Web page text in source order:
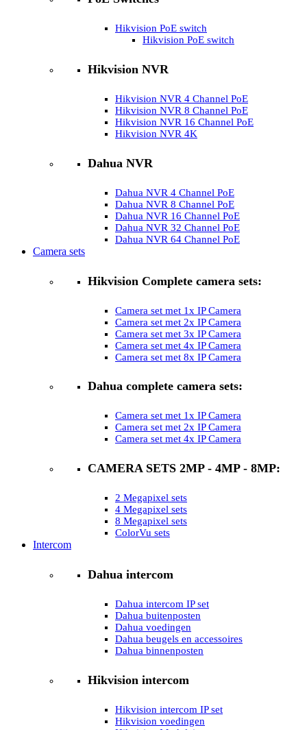
Hikvision PoE switch
Hikvision PoE switch
Hikvision NVR
Hikvision NVR 4 Channel PoE
Hikvision NVR 8 Channel PoE
Hikvision NVR 16 Channel PoE
Hikvision NVR 4K
Dahua NVR
Dahua NVR 4 Channel PoE
Dahua NVR 8 Channel PoE
Dahua NVR 16 Channel PoE
Dahua NVR 32 Channel PoE
Dahua NVR 64 Channel PoE
Camera sets
Hikvision Complete camera sets:
Camera set met 1x IP Camera
Camera set met 2x IP Camera
Camera set met 3x IP Camera
Camera set met 4x IP Camera
Camera set met 8x IP Camera
Dahua complete camera sets:
Camera set met 1x IP Camera
Camera set met 2x IP Camera
Camera set met 4x IP Camera
CAMERA SETS 2MP - 4MP - 8MP:
2 Megapixel sets
4 Megapixel sets
8 Megapixel sets
ColorVu sets
Intercom
Dahua intercom
Dahua intercom IP set
Dahua buitenposten
Dahua voedingen
Dahua beugels en accessoires
Dahua binnenposten
Hikvision intercom
Hikvision intercom IP set
Hikvision voedingen